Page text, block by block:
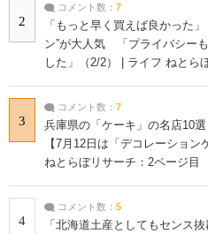
2
コメント数： 7
「もっと早く買えば良かった
ン”が大人気 「プライバシー
した」（2/2） | ライフ ねとら
3
コメント数： 7
兵庫県の「ケーキ」の名店10
【7月12日は「デコレーショ
ねとらぼリサーチ：2ページ目
4
コメント数： 5
「北海道土産としてもセンス